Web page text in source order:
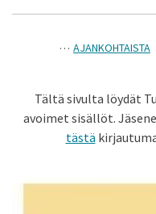
AJANKOHTAISTA
Tältä sivulta löydät
avoimet sisällöt.
tästä